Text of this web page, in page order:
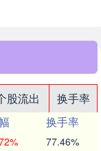
股流出
换手率
换手率
77.46%